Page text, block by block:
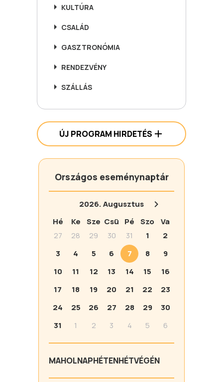
KULTÚRA
CSALÁD
GASZTRONÓMIA
RENDEZVÉNY
SZÁLLÁS
ÚJ PROGRAM HIRDETÉS
Országos eseménynaptár
2026.Augusztus
Hé
Ke Sze Csü Pé Szo
Va
27
28 29 30 31 1
2
3
4 5 6 7 8
9
10
11 12 13 14 15
16
17
18 19 20 21 22
23
24
25 26 27 28 29
30
31
1 2 3 4 5 6
MAHOLNAPHÉTENHÉTVÉGÉN